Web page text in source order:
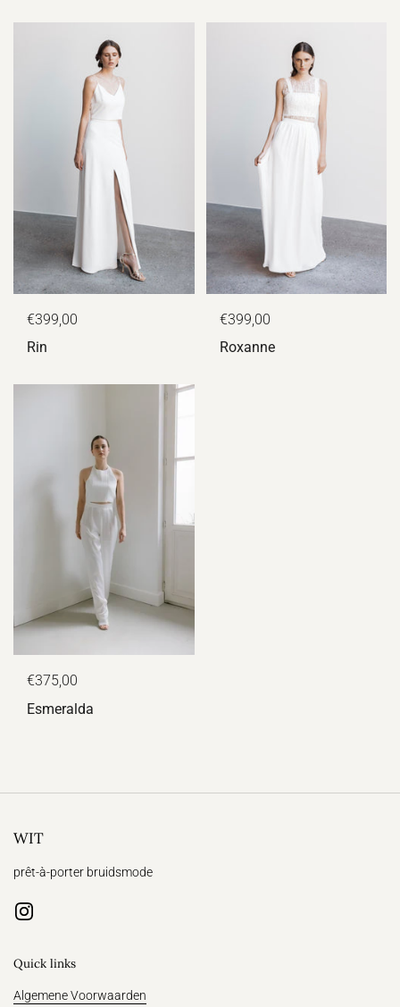
€399,00
Rin
€399,00
Roxanne
€375,00
Esmeralda
WIT
prêt-à-porter bruidsmode
Instagram
Quick links
Algemene Voorwaarden